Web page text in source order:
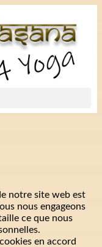
notre site web est
nous engageons
ce que nous
en accord